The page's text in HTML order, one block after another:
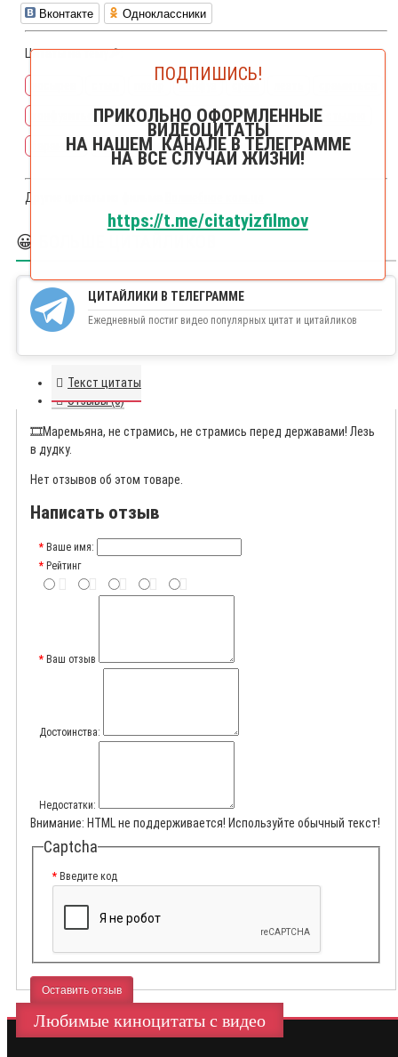
Вконтакте Одноклассники
Цитаты на тему🔎:
конфуз
конфузиться неудобно неудобный стыдиться
баранцев вынуждение влезть вынуждать
Другие цитаты из фильма
😀 БОЛЬШЕ ЦИТАЙЛИКОВ
ЦИТАЙЛИКИ В ТЕЛЕГРАММЕ
Ежедневный постиг видео популярных цитат и цитайликов
Текст цитаты
Отзывы (0)
🎞️Маремьяна, не страмись, не страмись перед державами! Лезь
в дудку.
Нет отзывов об этом товаре.
Написать отзыв
Ваше имя:
Рейтинг
Ваш отзыв
Достоинства:
Недостатки:
Внимание: HTML не поддерживается! Используйте обычный текст!
Captcha
Введите код
Оставить отзыв
Любимые киноцитаты с видео
ПОДПИШИСЬ!
ПРИКОЛЬНО ОФОРМЛЕННЫЕ
ВИДЕОЦИТАТЫ
НА НАШЕМ КАНАЛЕ В ТЕЛЕГРАММЕ
НА ВСЕ СЛУЧАИ ЖИЗНИ!
https://t.me/citatyizfilmov